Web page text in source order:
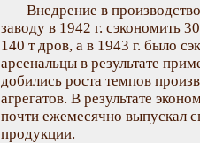
Внедрение в
заводу в 1942 г. сэкономить
140 т дров, а в 1943 г. было
арсенальцы в результате
добились роста темпов
агрегатов. В результате
почти ежемесячно выпускал
продукции.